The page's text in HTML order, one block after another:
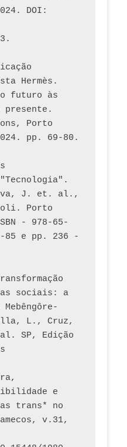
DOI:
Hermès.
futuro às
presente.
Porto
J. et. al.,
Porto
- 978-65-
85 e pp. 236 -
sociais: a
L., Cruz,
SP, Edição
e
trans* no
v.31,